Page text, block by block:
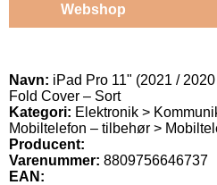
Webshop
Navn: iPad Pro 11" (2021 /
Fold Cover – Sort
Kategori: Elektronik >
Mobiltelefon – tilbehør >
Producent:
Varenummer: 8809756646737
EAN: